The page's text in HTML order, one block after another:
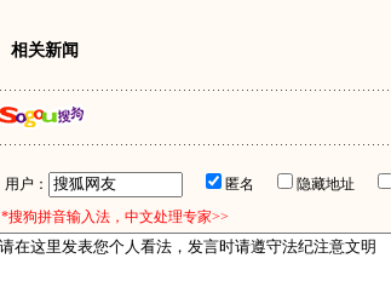
相关新闻
用户： 匿名 隐藏地址
*搜狗拼音输入法，中文处理专家>>